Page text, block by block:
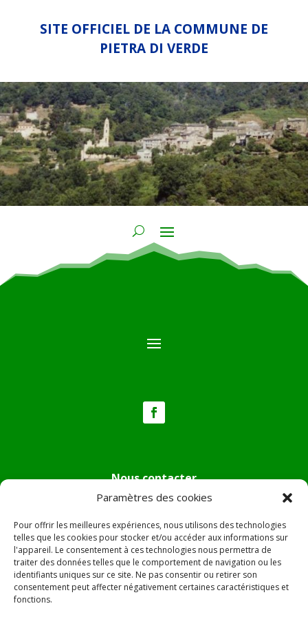
Paramètres des cookies
Pour offrir les meilleures expériences, nous utilisons des technologies
telles que les cookies pour stocker et/ou accéder aux informations sur
l'appareil. Le consentement à ces technologies nous permettra de
traiter des données telles que le comportement de navigation ou les
identifiants uniques sur ce site. Ne pas consentir ou retirer son
consentement peut affecter négativement certaines caractéristiques et
fonctions.
SITE OFFICIEL DE LA COMMUNE DE
PIETRA DI VERDE
Nous contacter
Tél :04.95.36.24.02
Mail:
mairie.pietradiverde@wanadoo.fr
Adresse :Hôtel de ville de Pietra di Verde
Le village
20230 Pietra di Verde